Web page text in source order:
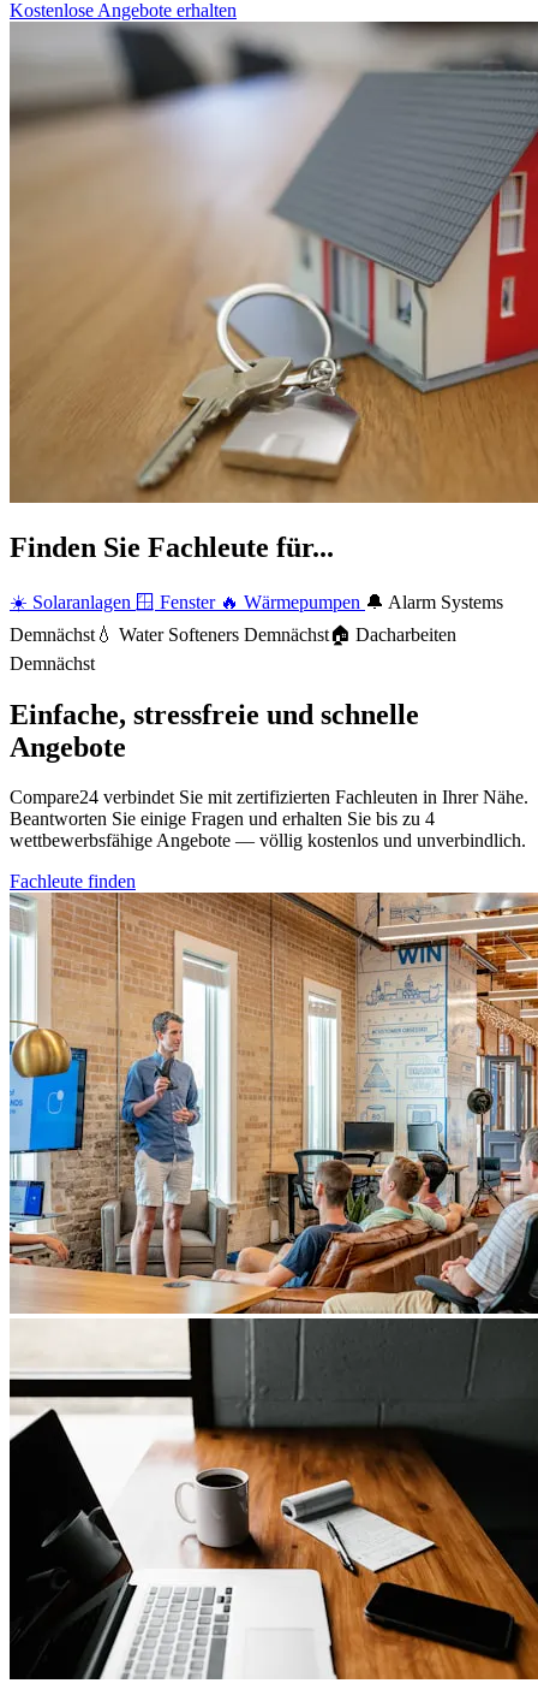
Kostenlose Angebote erhalten
Finden Sie Fachleute für...
☀️ Solaranlagen 🪟 Fenster 🔥 Wärmepumpen 🔔 Alarm Systems
Demnächst 💧 Water Softeners Demnächst🏠 Dacharbeiten
Demnächst
Einfache, stressfreie und schnelle
Angebote
Compare24 verbindet Sie mit zertifizierten Fachleuten in Ihrer Nähe.
Beantworten Sie einige Fragen und erhalten Sie bis zu 4
wettbewerbsfähige Angebote — völlig kostenlos und unverbindlich.
Fachleute finden